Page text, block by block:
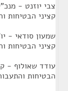
צבי יוזנט -
קציני הבטיחות
שמעון סודאי -
קציני הבטיחות
עודד שאולוף -
הבטיחות